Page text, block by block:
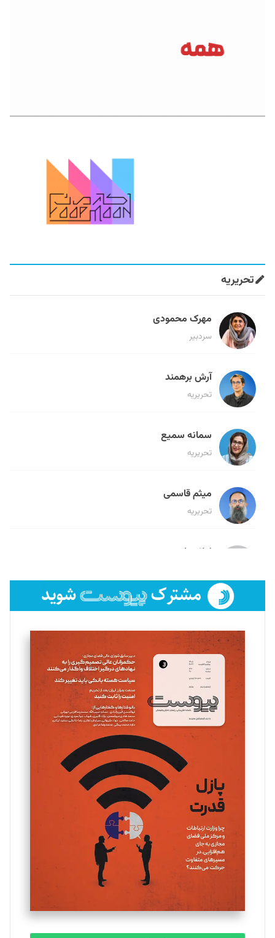
تحریریه
مهرک محمودی
سردبیر
آرش برهمند
تحریریه
سمانه سمیع
تحریریه
میثم قاسمی
تحریریه
لیلا حنارود
فائزه فتحی رستمی
تحریریه
سروش کرمیان
تحریریه
مینا پاکدل
یسنا امان‌پور
تحریریه
ملینا جعفری
تحریریه
مصطفی مسجدی آرانی
تحریریه